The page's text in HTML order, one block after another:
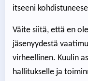
itseeni
Väite siitä, että en
jäsenyydestä
virheellinen. Kuulin
hallitukselle ja